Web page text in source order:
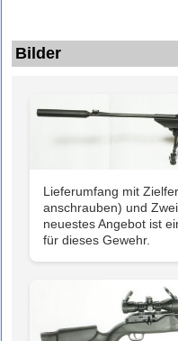
Bilder
Lieferumfang mit
anschrauben) und
neuestes Angebot ist
für dieses Gewehr.